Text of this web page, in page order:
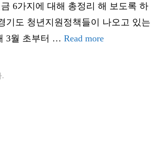
6가지에 대해 총정리 해 보도록 하
기도 청년지원정책들이 나오고 있는
3월 초부터 … Read more
.